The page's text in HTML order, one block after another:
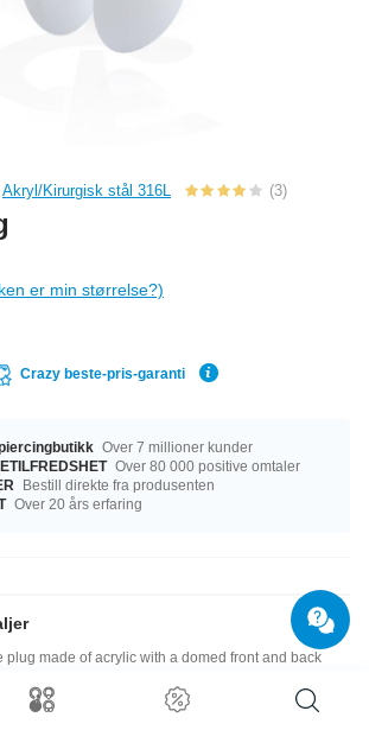
Akryl/Kirurgisk stål 316L (3)
er min størrelse?)
Crazy beste-pris-garanti
Over 7 millioner kunder
Over 80 000 positive omtaler
Bestill direkte fra produsenten
Over 20 års erfaring
plug made of acrylic with a domed front and back